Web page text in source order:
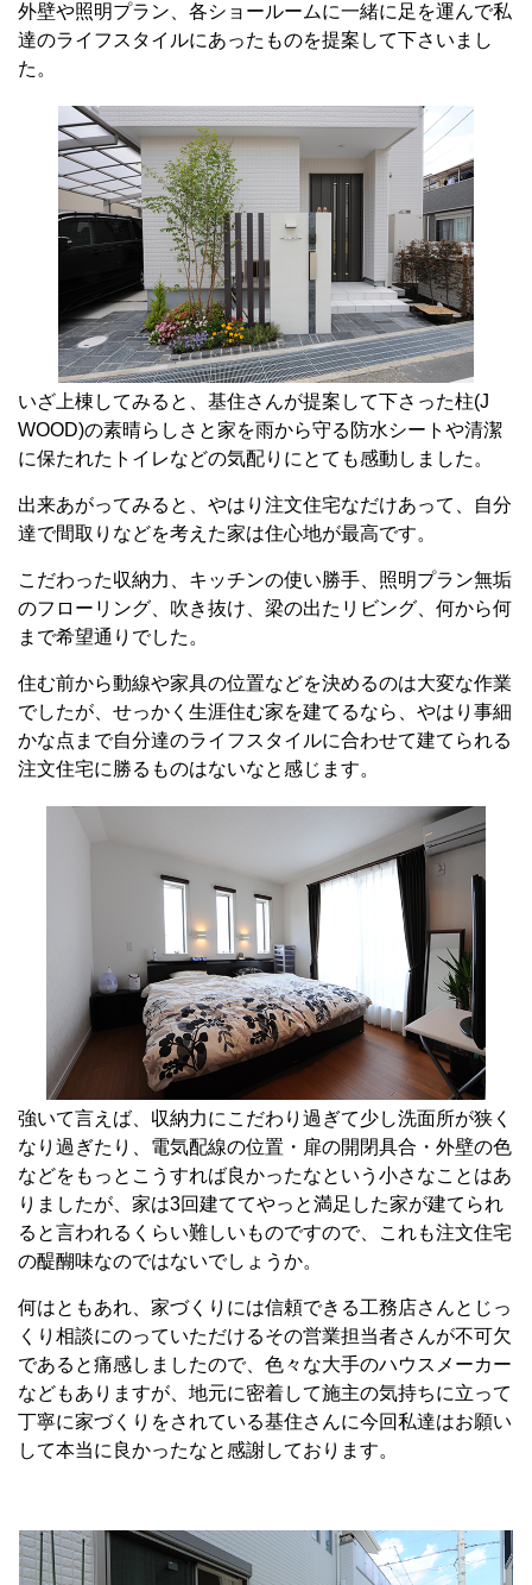
外壁や照明プラン、各ショールームに一緒に足を運んで私
達のライフスタイルにあったものを提案して下さいまし
た。
いざ上棟してみると、基住さんが提案して下さった柱(J
WOOD)の素晴らしさと家を雨から守る防水シートや清潔
に保たれたトイレなどの気配りにとても感動しました。
出来あがってみると、やはり注文住宅なだけあって、自分
達で間取りなどを考えた家は住心地が最高です。
こだわった収納力、キッチンの使い勝手、照明プラン無垢
のフローリング、吹き抜け、梁の出たリビング、何から何
まで希望通りでした。
住む前から動線や家具の位置などを決めるのは大変な作業
でしたが、せっかく生涯住む家を建てるなら、やはり事細
かな点まで自分達のライフスタイルに合わせて建てられる
注文住宅に勝るものはないなと感じます。
強いて言えば、収納力にこだわり過ぎて少し洗面所が狭く
なり過ぎたり、電気配線の位置・扉の開閉具合・外壁の色
などをもっとこうすれば良かったなという小さなことはあ
りましたが、家は3回建ててやっと満足した家が建てられ
ると言われるくらい難しいものですので、これも注文住宅
の醍醐味なのではないでしょうか。
何はともあれ、家づくりには信頼できる工務店さんとじっ
くり相談にのっていただけるその営業担当者さんが不可欠
であると痛感しましたので、色々な大手のハウスメーカー
などもありますが、地元に密着して施主の気持ちに立って
丁寧に家づくりをされている基住さんに今回私達はお願い
して本当に良かったなと感謝しております。